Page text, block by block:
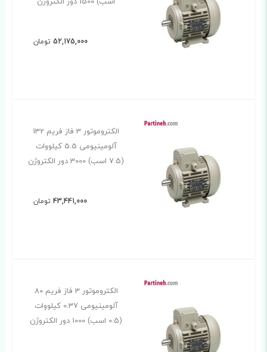
52,175,000 تومان
الکتروموتور 3 فاز فریم 132
آلومینیومی 5.5 کیلووات
(7.5 اسب) 3000 دور الکتروژن
43,441,000 تومان
الکتروموتور 3 فاز فریم 80
آلومینیومی 0.37 کیلووات
(0.5 اسب) 1000 دور الکتروژن